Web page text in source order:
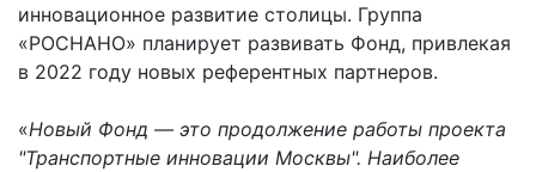
инновационное развитие столицы. Группа
«РОСНАНО» планирует развивать Фонд, привлекая
в 2022 году новых референтных партнеров.
«Новый Фонд — это продолжение работы проекта
"Транспортные инновации Москвы". Наиболее